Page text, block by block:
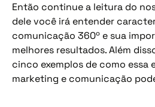
Então continue a leitura do
dele você irá entender
comunicação 360º e sua
melhores resultados. Além
cinco exemplos de como
marketing e comunicação